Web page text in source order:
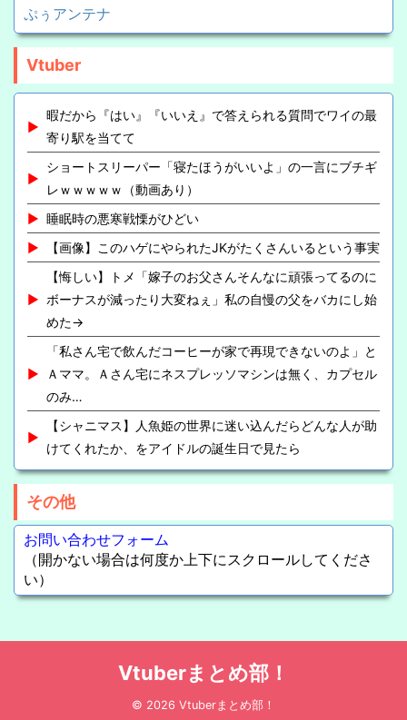
ぷぅアンテナ
Vtuber
暇だから『はい』『いいえ』で答えられる質問でワイの最
寄り駅を当てて
ショートスリーパー「寝たほうがいいよ」の一言にブチギ
レｗｗｗｗｗ（動画あり）
睡眠時の悪寒戦慄がひどい
【画像】このハゲにやられたJKがたくさんいるという事実
【悔しい】トメ「嫁子のお父さんそんなに頑張ってるのに
ボーナスが減ったり大変ねぇ」私の自慢の父をバカにし始
めた→
「私さん宅で飲んだコーヒーが家で再現できないのよ」と
Ａママ。Ａさん宅にネスプレッソマシンは無く、カプセル
のみ…
【シャニマス】人魚姫の世界に迷い込んだらどんな人が助
けてくれたか、をアイドルの誕生日で見たら
その他
お問い合わせフォーム
（開かない場合は何度か上下にスクロールしてくださ
い）
Vtuberまとめ部！
© 2026 Vtuberまとめ部！